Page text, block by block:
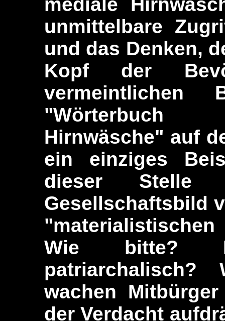
unmittelbare
und das Denken,
Kopf der
vermeintlichen
"Wörterbuch
Hirnwäsche" auf
ein einziges
dieser Stelle
Gesellschaftsbild
Wie bitte?
wachen
der Verdacht